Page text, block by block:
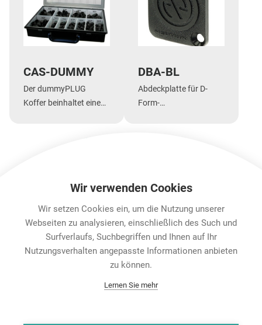
CAS-DUMMY
Der dummyPLUG
Koffer beinhaltet eine
DBA-BL
Abdeckplatte für D-
Form-
Features & Benefits Downloads Technische
Karriere
Datenschutz
Wir verwenden Cookies
Wir setzen Cookies ein, um die Nutzung unserer
Webseiten zu analysieren, einschließlich des Such und
Surfverlaufs, Suchbegriffen und Ihnen auf Ihr
Nutzungsverhalten angepasste Informationen anbieten
zu können.
Lernen Sie mehr